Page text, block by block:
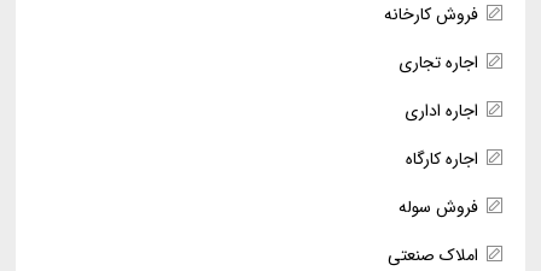
فروش کارخانه
اجاره تجاری
اجاره اداری
اجاره کارگاه
فروش سوله
املاک صنعتی